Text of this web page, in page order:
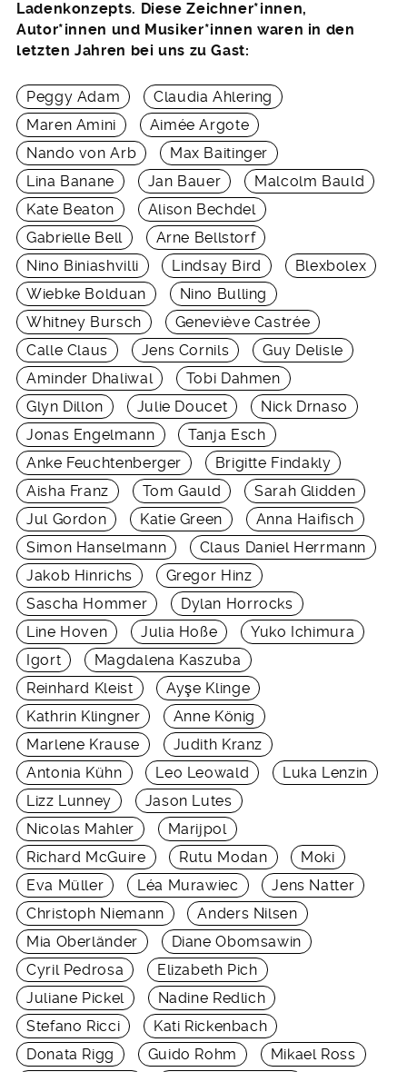
Ladenkonzepts. Diese Zeichner*innen,
Autor*innen und Musiker*innen waren in den
letzten Jahren bei uns zu Gast:
Peggy Adam
Claudia Ahlering
Maren Amini
Aimée Argote
Nando von Arb
Max Baitinger
Lina Banane
Jan Bauer
Malcolm Bauld
Kate Beaton
Alison Bechdel
Gabrielle Bell
Arne Bellstorf
Nino Biniashvilli
Lindsay Bird
Blexbolex
Wiebke Bolduan
Nino Bulling
Whitney Bursch
Geneviève Castrée
Calle Claus
Jens Cornils
Guy Delisle
Aminder Dhaliwal
Tobi Dahmen
Glyn Dillon
Julie Doucet
Nick Drnaso
Jonas Engelmann
Tanja Esch
Anke Feuchtenberger
Brigitte Findakly
Aisha Franz
Tom Gauld
Sarah Glidden
Jul Gordon
Katie Green
Anna Haifisch
Simon Hanselmann
Claus Daniel Herrmann
Jakob Hinrichs
Gregor Hinz
Sascha Hommer
Dylan Horrocks
Line Hoven
Julia Hoße
Yuko Ichimura
Igort
Magdalena Kaszuba
Reinhard Kleist
Ayşe Klinge
Kathrin Klingner
Anne König
Marlene Krause
Judith Kranz
Antonia Kühn
Leo Leowald
Luka Lenzin
Lizz Lunney
Jason Lutes
Nicolas Mahler
Marijpol
Richard McGuire
Rutu Modan
Moki
Eva Müller
Léa Murawiec
Jens Natter
Christoph Niemann
Anders Nilsen
Mia Oberländer
Diane Obomsawin
Cyril Pedrosa
Elizabeth Pich
Juliane Pickel
Nadine Redlich
Stefano Ricci
Kati Rickenbach
Donata Rigg
Guido Rohm
Mikael Ross